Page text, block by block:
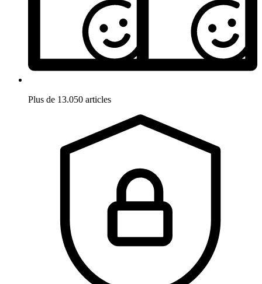
Plus de 13.050 articles